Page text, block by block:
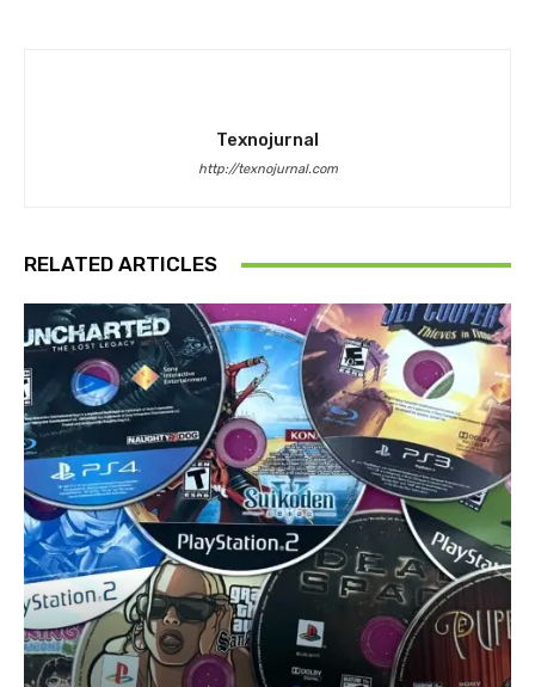
Texnojurnal
http://texnojurnal.com
RELATED ARTICLES